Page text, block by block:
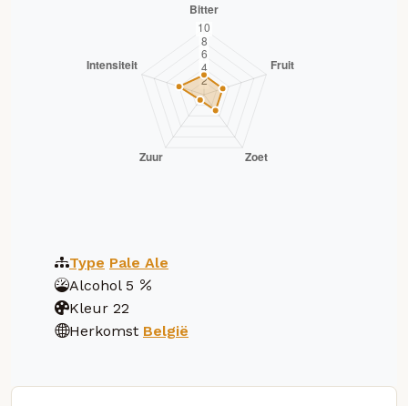
Type Pale Ale
Alcohol 5
Kleur 22
Herkomst België